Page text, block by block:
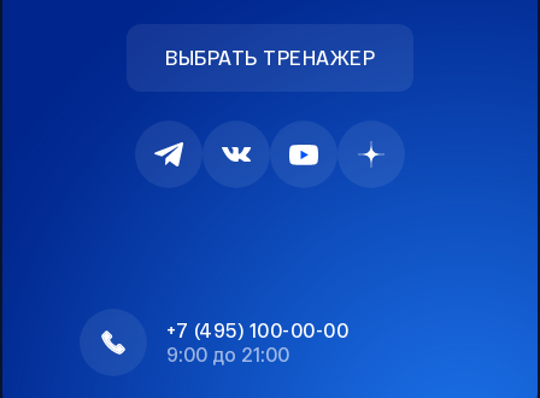
ВЫБРАТЬ ТРЕНАЖЕР
+7 (495) 100-00-00
9:00 до 21:00